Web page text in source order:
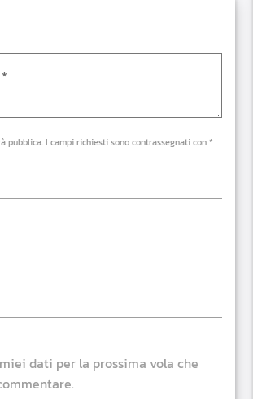
pubblica. I campi richiesti sono contrassegnati con *
dati per la prossima vola che